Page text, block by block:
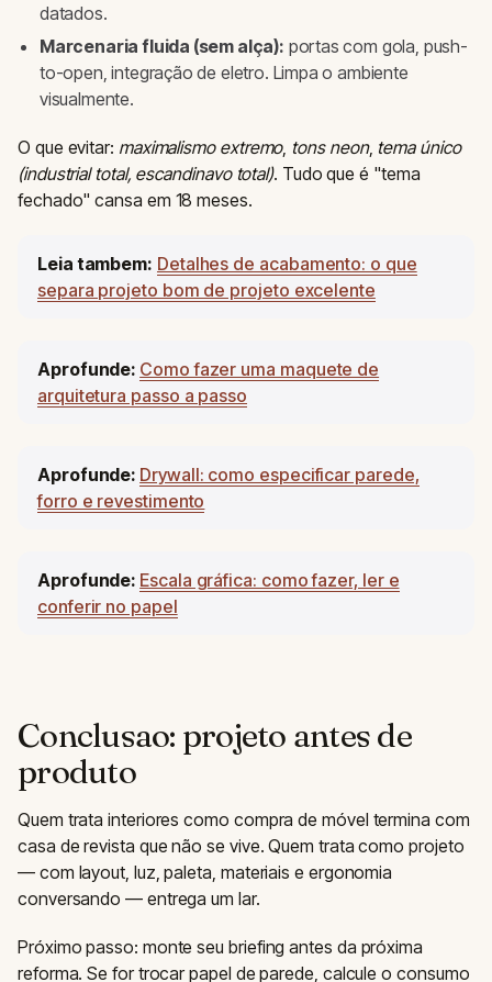
datados.
Marcenaria fluida (sem alça): portas com gola, push-
to-open, integração de eletro. Limpa o ambiente
visualmente.
O que evitar: maximalismo extremo, tons neon, tema único
(industrial total, escandinavo total). Tudo que é "tema
fechado" cansa em 18 meses.
Leia tambem: Detalhes de acabamento: o que
separa projeto bom de projeto excelente
Aprofunde: Como fazer uma maquete de
arquitetura passo a passo
Aprofunde: Drywall: como especificar parede,
forro e revestimento
Aprofunde: Escala gráfica: como fazer, ler e
conferir no papel
Conclusao: projeto antes de
produto
Quem trata interiores como compra de móvel termina com
casa de revista que não se vive. Quem trata como projeto
— com layout, luz, paleta, materiais e ergonomia
conversando — entrega um lar.
Próximo passo: monte seu briefing antes da próxima
reforma. Se for trocar papel de parede, calcule o consumo